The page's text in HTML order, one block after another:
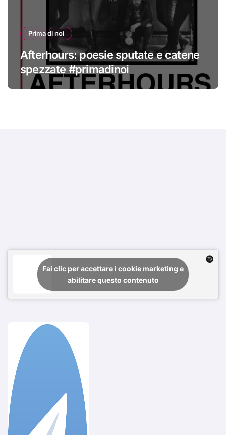
Prima di noi
Afterhours: poesie sputate e catene
spezzate #primadinoi
Fai clic per accettare i cookie marketing e
abilitare questo contenuto